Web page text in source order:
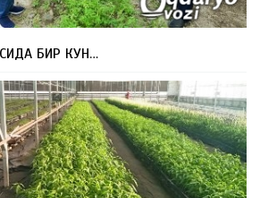
БИР КУН…